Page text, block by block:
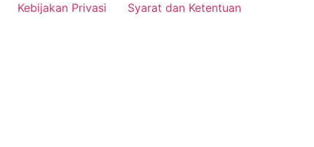
Kebijakan Privasi Syarat dan Ketentuan